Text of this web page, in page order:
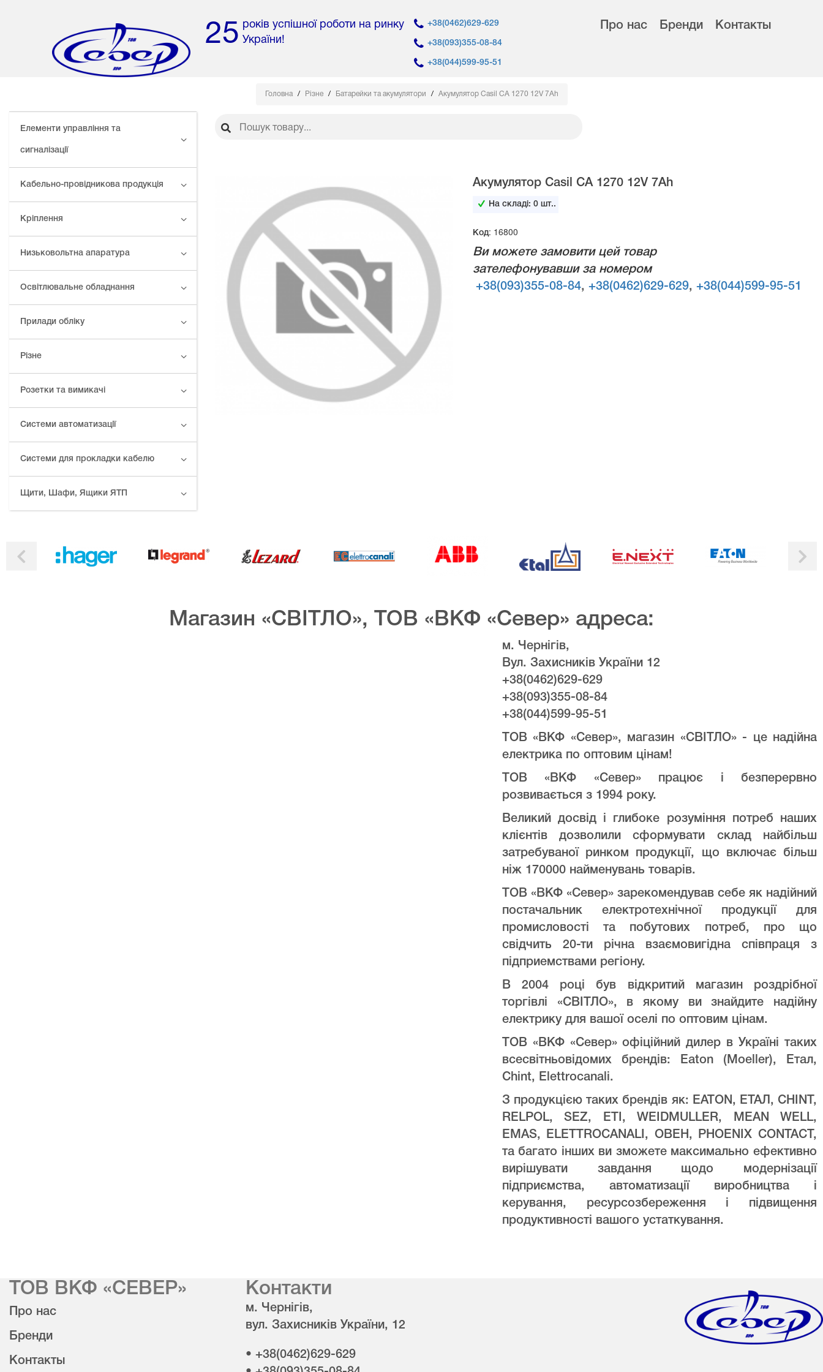
25 років успішної роботи на ринку
України!
+38(0462)629-629
+38(093)355-08-84
+38(044)599-95-51
Про нас Бренди Контакты
Елементи управління та
сигналізації
Кабельно-провідникова продукція
Кріплення
Низьковольтна апаратура
Освітлювальне обладнання
Прилади обліку
Різне
Розетки та вимикачі
Системи автоматизації
Системи для прокладки кабелю
Щити, Шафи, Ящики ЯТП
Головна Різне Батарейки та акумулятори Акумулятор Casil CA 1270 12V 7Ah
Акумулятор Casil CA 1270 12V 7Ah
На складі: 0шт..
Код: 16800
Ви можете замовити цей товар
зателефонувавши за номером
+38(093)355-08-84, +38(0462)629-629, +38(044)599-95-51
Магазин «СВІТЛО», ТОВ «ВКФ «Север» адреса:
м. Чернігів,
Вул. Захисників України 12
+38(0462)629-629
+38(093)355-08-84
+38(044)599-95-51
ТОВ «ВКФ «Север», магазин «СВІТЛО» - це надійна
електрика по оптовим цінам!
ТОВ «ВКФ «Север» працює і безперервно
розвивається з 1994 року.
Великий досвід і глибоке розуміння потреб наших
клієнтів дозволили сформувати склад найбільш
затребуваної ринком продукції, що включає більш
ніж 170000 найменувань товарів.
ТОВ «ВКФ «Север» зарекомендував себе як надійний
постачальник електротехнічної продукції для
промисловості та побутових потреб, про що
свідчить 20-ти річна взаємовигідна співпраця з
підприемствами регіону.
В 2004 році був відкритий магазин роздрібної
торгівлі «СВІТЛО», в якому ви знайдите надійну
електрику для вашої оселі по оптовим цінам.
ТОВ «ВКФ «Север» офіційний дилер в Україні таких
всесвітньовідомих брендів: Eaton (Moeller), Етал,
Chint, Elettrocanali.
З продукцією таких брендів як: EATON, ЕТАЛ, CHINT,
RELPOL, SEZ, ETI, WEIDMULLER, MEAN WELL,
EMAS, ELETTROCANALI, ОВЕН, PHOENIX CONTACT,
та багато інших ви зможете максимально ефективно
вирішувати завдання щодо модернізації
підприємства, автоматизації виробництва і
керування, ресурсозбереження і підвищення
продуктивності вашого устаткування.
ТОВ ВКФ «СЕВЕР»
Про нас
Бренди
Контакты
Контакти
м. Чернігів,
вул. Захисників України, 12
• +38(0462)629-629